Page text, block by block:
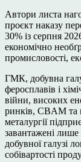
Автори листа
проєкт наказу
30% із серпня
економічно
промисловості,
ГМК, добувна
феросплавів і
війни, високих
ринків, CBAM
металургії
завантажені
добувної галузі
собівартості